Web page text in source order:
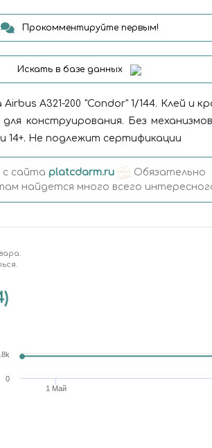
Прокомментируйте первым!
Искать в базе данных
A321-200 "Condor" 1/144. Клей и
конструирования. Без
14+. Не подлежит сертификации
с сайта platcdarm.ru
Обязательно
найдется много всего
1 Май
0